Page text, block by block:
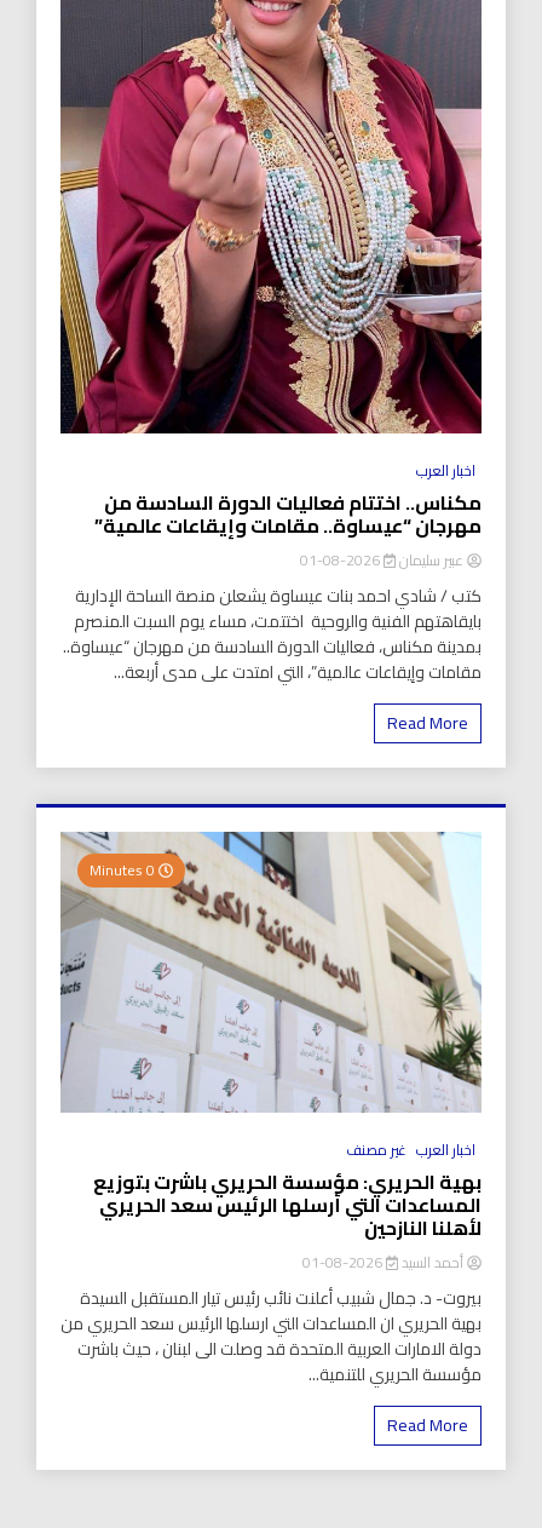
اخبار العرب
مكناس.. اختتام فعاليات الدورة السادسة من
مهرجان “عيساوة.. مقامات وإيقاعات عالمية”
عبير سليمان 2026-08-01
كتب / شادي احمد بنات عيساوة يشعلن منصة الساحة الإدارية
بايقاهتهم الفنية والروحية اختتمت، مساء يوم السبت المنصرم
بمدينة مكناس، فعاليات الدورة السادسة من مهرجان “عيساوة..
مقامات وإيقاعات عالمية”، التي امتدت على مدى أربعة...
Read More
اخبار العرب غير مصنف
بهية الحريري: مؤسسة الحريري باشرت بتوزيع
المساعدات التي أرسلها الرئيس سعد الحريري
لأهلنا النازحين
أحمد السيد 2026-08-01
بيروت- د. جمال شبيب أعلنت نائب رئيس تيار المستقبل السيدة
بهية الحريري ان المساعدات التي ارسلها الرئيس سعد الحريري من
دولة الامارات العربية المتحدة قد وصلت الى لبنان ، حيث باشرت
مؤسسة الحريري للتنمية...
Read More